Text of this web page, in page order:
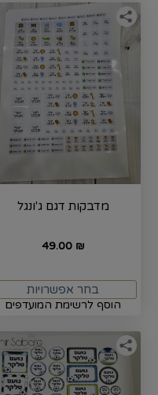
מדבקות דגם ג'ונגל
49.00 ₪
בחר אפשרויות
הוסף לרשימת המועדפים